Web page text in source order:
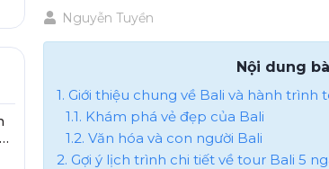
Nguyễn Tuyền
Nội dung
1. Giới thiệu chung về Bali và hành
1.1. Khám phá vẻ đẹp của Bali
1.2. Văn hóa và con người Bali
2. Gợi ý lịch trình chi tiết về tour Bali 5